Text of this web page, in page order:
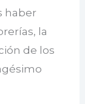
haber
la
de los